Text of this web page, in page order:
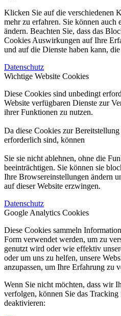
Klicken Sie auf die verschiedenen
mehr zu erfahren. Sie können auch
ändern. Beachten Sie, dass das
Cookies Auswirkungen auf Ihre
und auf die Dienste haben kann,
Datenschutz
Wichtige Website Cookies
Diese Cookies sind unbedingt
Website verfügbaren Dienste zur
ihrer Funktionen zu nutzen.
Da diese Cookies zur
erforderlich sind, können
Sie sie nicht ablehnen, ohne die
beeinträchtigen. Sie können sie
Ihre Browsereinstellungen ändern
auf dieser Website erzwingen.
Datenschutz
Google Analytics Cookies
Diese Cookies sammeln
Form verwendet werden, um zu
genutzt wird oder wie effektiv
oder um uns zu helfen, unsere
anzupassen, um Ihre Erfahrung zu
Wenn Sie nicht möchten, dass wir
verfolgen, können Sie das
deaktivieren: